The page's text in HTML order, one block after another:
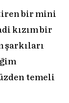
bir mini
kızım bir
şarkıları
temeli